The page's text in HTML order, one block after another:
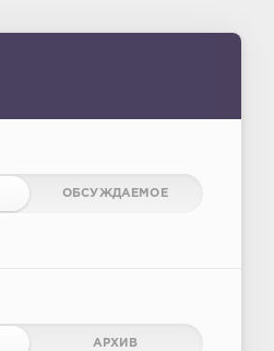
ОБСУЖДАЕМОЕ
АРХИВ